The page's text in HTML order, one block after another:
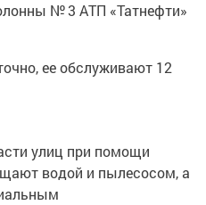
№ 3 АТП «Татнефти»
ее обслуживают 12
улиц при помощи
водой и пылесосом, а